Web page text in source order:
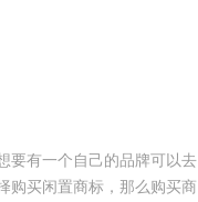
要有一个自己的品牌可以去
购买闲置商标，那么购买商